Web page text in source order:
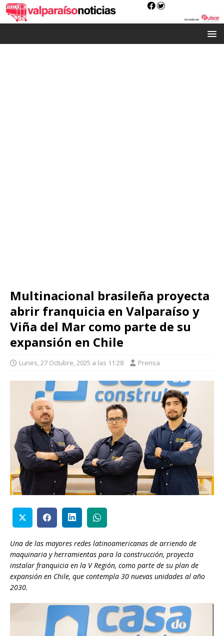
Multinacional brasileña proyecta
abrir franquicia en Valparaíso y
Viña del Mar como parte de su
expansión en Chile
Lunes, 27 Octubre, 2025 a las 11:28 Prensa
Una de las mayores redes latinoamericanas de arriendo de
maquinaria y herramientas para la construcción, proyecta
instalar franquicia en la V Región, como parte de su plan de
expansión en Chile, que contempla 30 nuevas unidades al año
2030.